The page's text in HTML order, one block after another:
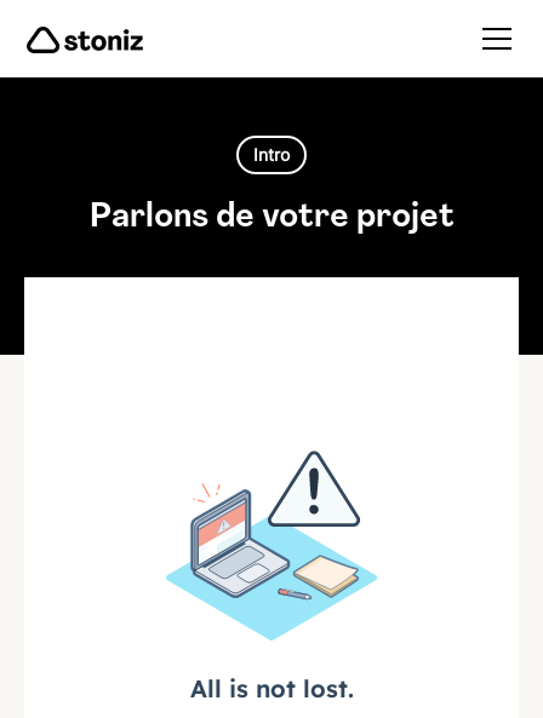
Intro
Parlons de votre projet